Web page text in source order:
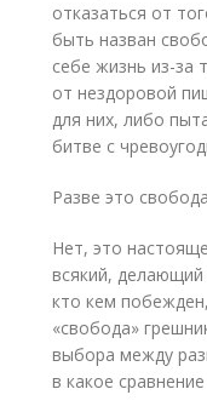
отказаться от
быть назван
себе жизнь из-за
от нездоровой
для них, либо
битве с
Разве это
Нет, это
всякий, делающий
кто кем
«свобода»
выбора между
в какое